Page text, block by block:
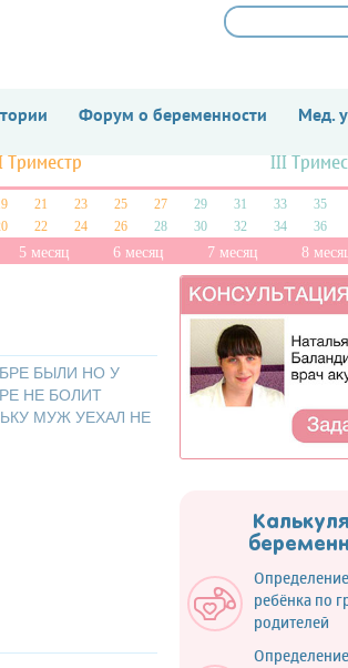
Форум о беременности Мед.
Триместр III
21 23 25 27 29 31 33 35
22 24 26 28 30 32 34 36
5 месяц 6 месяц 7 месяц 8
БЫЛИ НО У
НЕ БОЛИТ
МУЖ УЕХАЛ НЕ
ребёнка по
родителей